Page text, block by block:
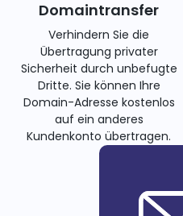
Domaintransfer
Verhindern Sie die
Übertragung privater
Sicherheit durch unbefugte
Dritte. Sie können Ihre
Domain-Adresse kostenlos
auf ein anderes
Kundenkonto übertragen.